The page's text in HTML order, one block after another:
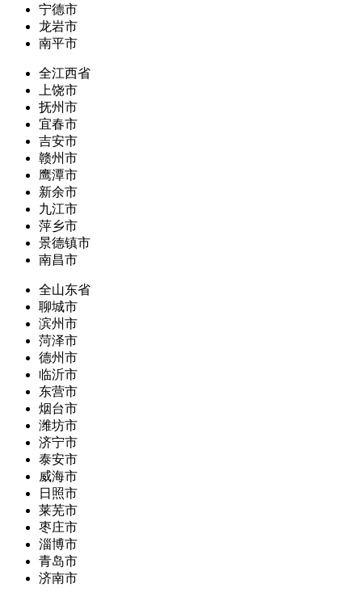
宁德市
龙岩市
南平市
全江西省
上饶市
抚州市
宜春市
吉安市
赣州市
鹰潭市
新余市
九江市
萍乡市
景德镇市
南昌市
全山东省
聊城市
滨州市
菏泽市
德州市
临沂市
东营市
烟台市
潍坊市
济宁市
泰安市
威海市
日照市
莱芜市
枣庄市
淄博市
青岛市
济南市